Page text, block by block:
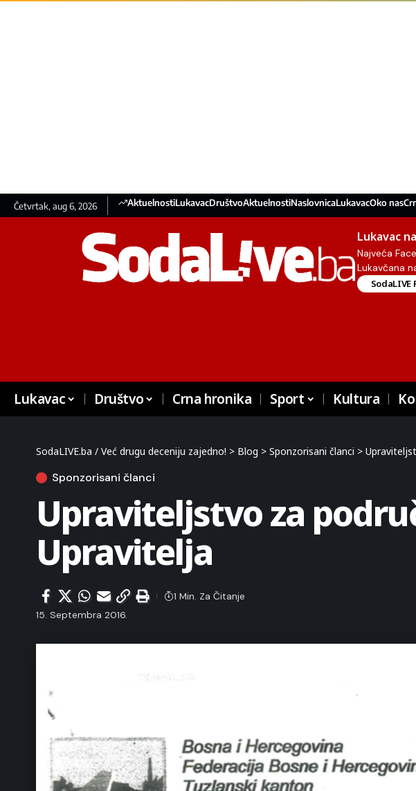
Četvrtak, aug 6, 2026 AktuelnostiLukavacDruštvoAktuelnostiNaslovnicaLukavacOko nas
Lukavac
Najveća
Lukavčana
SodaLIVE
Lukavac Društvo Crna hronika Sport Kultura
SodaLIVE.ba / Već drugu deceniju zajedno! > Blog > Sponzorisani članci >
Sponzorisani članci
Upraviteljstvo za
Upravitelja
15. Septembra 2016.
1 Min. Za Čitanje